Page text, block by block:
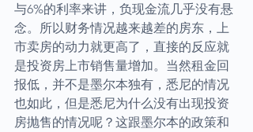
与6%的利率来讲，负现金流几乎没有悬
念。所以财务情况越来越差的房东，上
市卖房的动力就更高了，直接的反应就
是投资房上市销售量增加。当然租金回
报低，并不是墨尔本独有，悉尼的情况
也如此，但是悉尼为什么没有出现投资
房抛售的情况呢？这跟墨尔本的政策和